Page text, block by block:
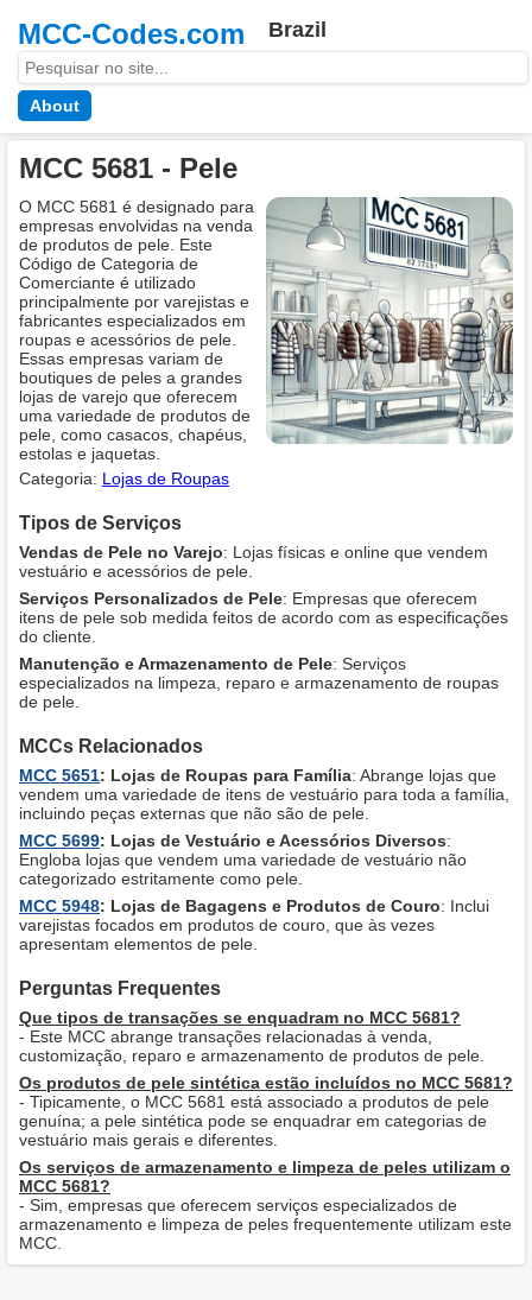
MCC-Codes.com Brazil
About
MCC 5681 - Pele
O MCC 5681 é designado para
empresas envolvidas na venda
de produtos de pele. Este
Código de Categoria de
Comerciante é utilizado
principalmente por varejistas e
fabricantes especializados em
roupas e acessórios de pele.
Essas empresas variam de
boutiques de peles a grandes
lojas de varejo que oferecem
uma variedade de produtos de
pele, como casacos, chapéus,
estolas e jaquetas.
Categoria: Lojas de Roupas
Tipos de Serviços
Vendas de Pele no Varejo: Lojas físicas e online que vendem
vestuário e acessórios de pele.
Serviços Personalizados de Pele: Empresas que oferecem
itens de pele sob medida feitos de acordo com as especificações
do cliente.
Manutenção e Armazenamento de Pele: Serviços
especializados na limpeza, reparo e armazenamento de roupas
de pele.
MCCs Relacionados
MCC 5651: Lojas de Roupas para Família: Abrange lojas que
vendem uma variedade de itens de vestuário para toda a família,
incluindo peças externas que não são de pele.
MCC 5699: Lojas de Vestuário e Acessórios Diversos:
Engloba lojas que vendem uma variedade de vestuário não
categorizado estritamente como pele.
MCC 5948: Lojas de Bagagens e Produtos de Couro: Inclui
varejistas focados em produtos de couro, que às vezes
apresentam elementos de pele.
Perguntas Frequentes
Que tipos de transações se enquadram no MCC 5681?
- Este MCC abrange transações relacionadas à venda,
customização, reparo e armazenamento de produtos de pele.
Os produtos de pele sintética estão incluídos no MCC 5681?
- Tipicamente, o MCC 5681 está associado a produtos de pele
genuína; a pele sintética pode se enquadrar em categorias de
vestuário mais gerais e diferentes.
Os serviços de armazenamento e limpeza de peles utilizam o
MCC 5681?
- Sim, empresas que oferecem serviços especializados de
armazenamento e limpeza de peles frequentemente utilizam este
MCC.